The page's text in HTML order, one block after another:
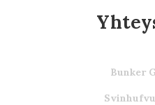
Bunker